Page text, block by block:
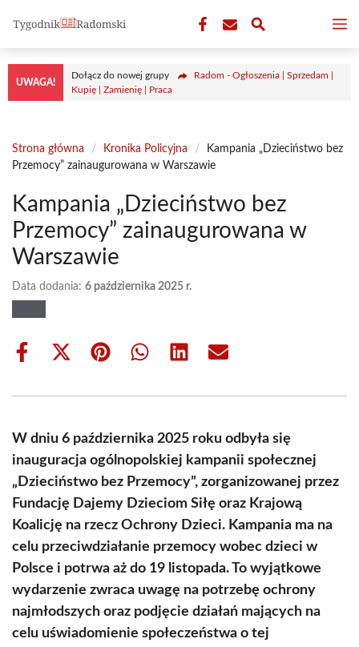
treści
UWAGA!
Dołącz do nowej grupy
Radom - Ogłoszenia | Sprzedam |
Kupię | Zamienię | Praca
Strona główna / Kronika Policyjna /
Kampania „Dzieciństwo bez
Przemocy” zainaugurowana w Warszawie
Kampania „Dzieciństwo bez
Przemocy” zainaugurowana w
Warszawie
Data dodania: 6 października 2025 r.
Share
Share
(Twitter)
Share Share Share Share
W dniu 6 października 2025 roku odbyła się
inauguracja ogólnopolskiej kampanii społecznej
„Dzieciństwo bez Przemocy”, zorganizowanej przez
Fundację Dajemy Dzieciom Siłę oraz Krajową
Koalicję na rzecz Ochrony Dzieci. Kampania ma na
celu przeciwdziałanie przemocy wobec dzieci w
Polsce i potrwa aż do 19 listopada. To wyjątkowe
wydarzenie zwraca uwagę na potrzebę ochrony
najmłodszych oraz podjęcie działań mających na
celu uświadomienie społeczeństwa o tej